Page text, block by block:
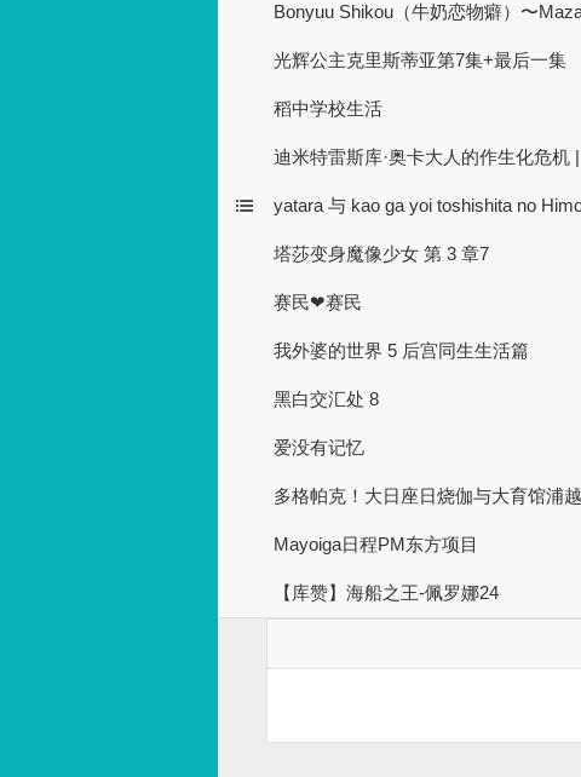
Bonyuu Shikou（牛奶恋物癖）〜
光辉公主克里斯蒂亚第7集+最后一集
稻中学校生活
迪米特雷斯库·奥卡大人的作生化危机
yatara 与 kao ga yoi toshishita no
塔莎变身魔像少女 第 3 章7
赛民❤赛民
我外婆的世界 5 后宫同生生活篇
黑白交汇处 8
爱没有记忆
多格帕克！大日座日烧伽与大育馆浦
Mayoiga日程PM东方项目
【库赞】海船之王-佩罗娜24